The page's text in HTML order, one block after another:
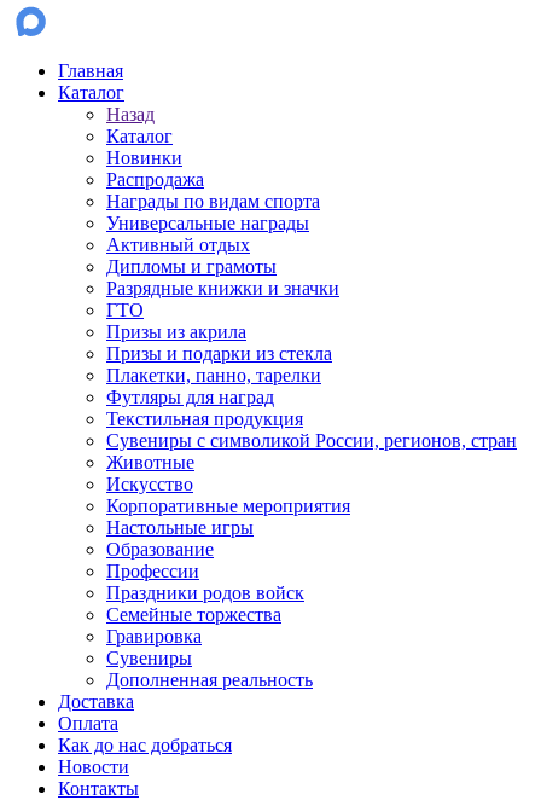
Главная
Каталог
Назад
Каталог
Новинки
Распродажа
Награды по видам спорта
Универсальные награды
Активный отдых
Дипломы и грамоты
Разрядные книжки и значки
ГТО
Призы из акрила
Призы и подарки из стекла
Плакетки, панно, тарелки
Футляры для наград
Текстильная продукция
Сувениры с символикой России, регионов, стран
Животные
Искусство
Корпоративные мероприятия
Настольные игры
Образование
Профессии
Праздники родов войск
Семейные торжества
Гравировка
Сувениры
Дополненная реальность
Доставка
Оплата
Как до нас добраться
Новости
Контакты